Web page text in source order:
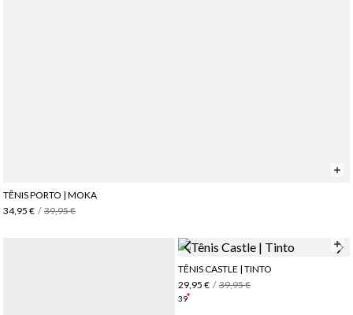
TÊNIS PORTO | MOKA
34,95 € / 39,95 €
TÊNIS CASTLE | TINTO
29,95 € / 39,95 €
39